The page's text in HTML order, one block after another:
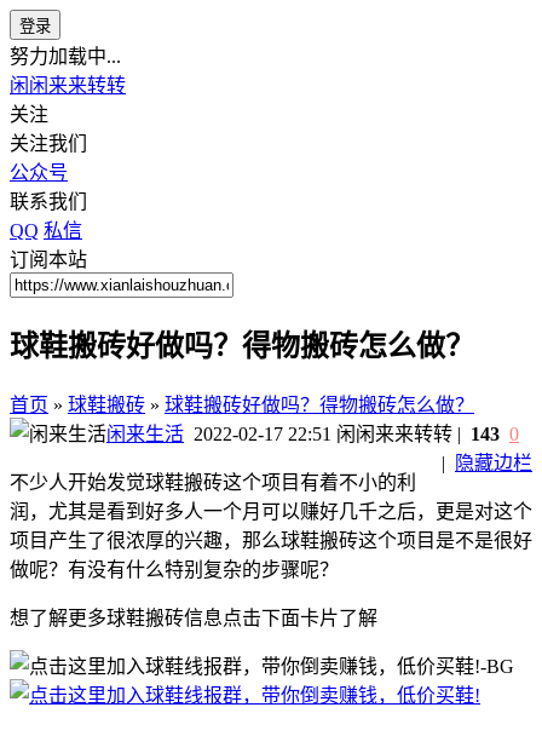
登录
努力加载中...
闲闲来来转转
关注
关注我们
公众号
联系我们
QQ 私信
订阅本站
球鞋搬砖好做吗？得物搬砖怎么做？
首页 » 球鞋搬砖 » 球鞋搬砖好做吗？得物搬砖怎么做？
闲来生活 2022-02-17 22:51 闲闲来来转转
|
隐藏边栏
| 143 0
不少人开始发觉球鞋搬砖这个项目有着不小的利
润，尤其是看到好多人一个月可以赚好几千之后，更是对这个
项目产生了很浓厚的兴趣，那么球鞋搬砖这个项目是不是很好
做呢？有没有什么特别复杂的步骤呢？
想了解更多球鞋搬砖信息点击下面卡片了解